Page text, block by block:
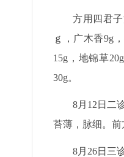
方用四君
ｇ，广木香9g
15g，地锦草
30g。
8月12日二
苔薄，脉细。前
8月26日三